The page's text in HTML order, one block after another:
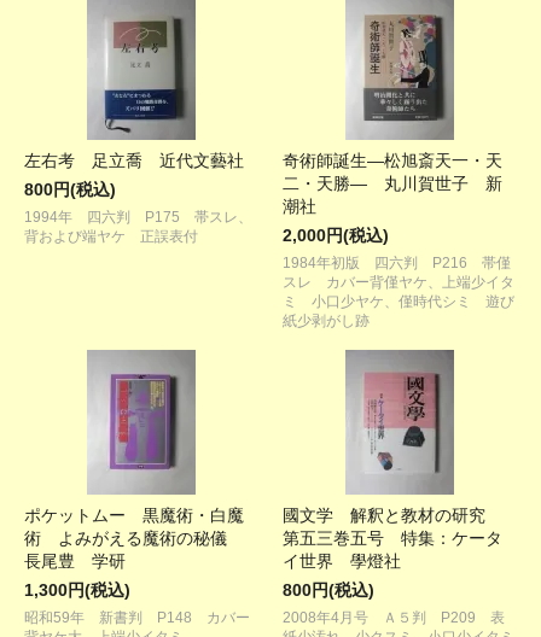
左右考 足立喬 近代文藝社
800円(税込)
1994年 四六判 P175 帯スレ、
背および端ヤケ 正誤表付
奇術師誕生―松旭斎天一・天
二・天勝― 丸川賀世子 新
潮社
2,000円(税込)
1984年初版 四六判 P216 帯僅
スレ カバー背僅ヤケ、上端少イタ
ミ 小口少ヤケ、僅時代シミ 遊び
紙少剥がし跡
ポケットムー 黒魔術・白魔
術 よみがえる魔術の秘儀
長尾豊 学研
1,300円(税込)
昭和59年 新書判 P148 カバー
國文学 解釈と教材の研究
第五三巻五号 特集：ケータ
イ世界 學燈社
800円(税込)
2008年4月号 Ａ５判 P209 表